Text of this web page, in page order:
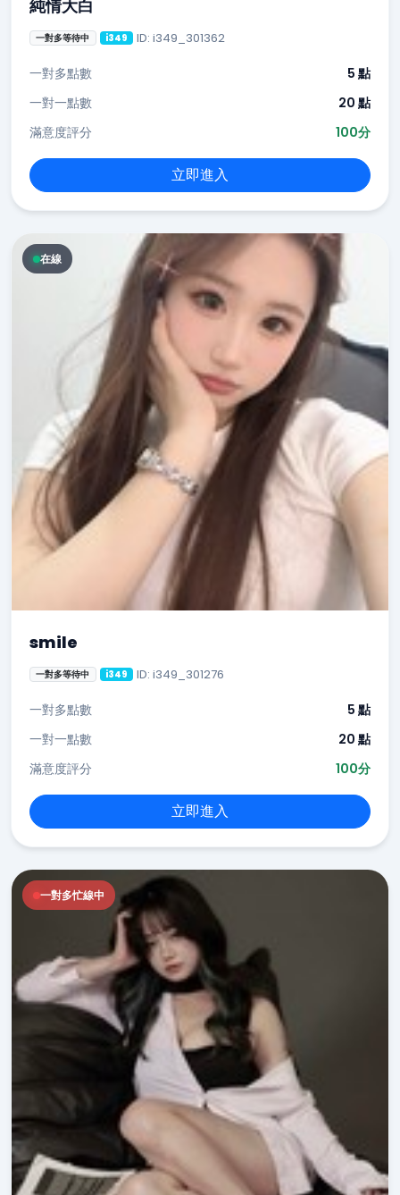
純情大白
一對多等待中 i349 ID: i349_301362
一對多點數
5 點
一對一點數
20 點
滿意度評分
100分
立即進入
在線
smile
一對多等待中 i349 ID: i349_301276
一對多點數
5 點
一對一點數
20 點
滿意度評分
100分
立即進入
一對多忙線中